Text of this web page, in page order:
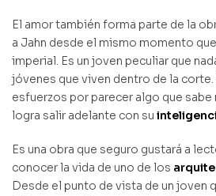
El amor también forma parte de la
a Jahn desde el mismo momento
imperial. Es un joven peculiar que
jóvenes que viven dentro de la corte.
esfuerzos por parecer algo que sabe
logra salir adelante con su
Es una obra que seguro gustará a
conocer la vida de uno de los
Desde el punto de vista de un joven